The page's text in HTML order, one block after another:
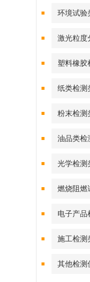
环境试验
激光粒度
塑料橡胶
纸类检测
粉末检测
油品类检
光学检测
燃烧阻燃
电子产品
施工检测
其他检测